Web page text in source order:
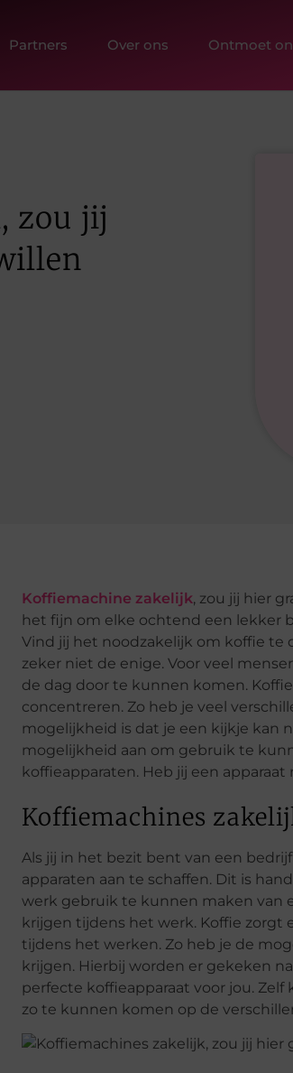
Partners Over ons Ontmoet
zou jij
Koffiemachine zakelijk, zou jij hier
het fijn om elke ochtend een lekker
Vind jij het noodzakelijk om koffie te
zeker niet de enige. Voor veel
de dag door te kunnen komen.
concentreren. Zo heb je veel
mogelijkheid is dat je een kijkje kan
mogelijkheid aan om gebruik te
koffieapparaten. Heb jij een
Koffiemachines
Als jij in het bezit bent van een
apparaten aan te schaffen. Dit is
werk gebruik te kunnen maken van
krijgen tijdens het werk. Koffie zorgt
tijdens het werken. Zo heb je de
krijgen. Hierbij worden er gekeken
perfecte koffieapparaat voor jou.
zo te kunnen komen op de